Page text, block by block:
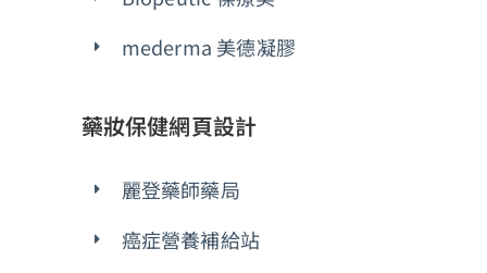
mederma 美德凝膠
藥妝保健網頁設計
麗登藥師藥局
癌症營養補給站